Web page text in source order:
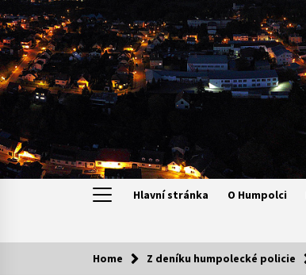
Hlavní stránka O Humpolci
Kam za kulturou?
Home Z deníku humpolecké policie